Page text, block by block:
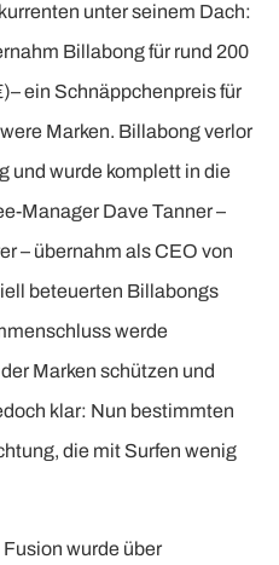
unter seinem Dach:
Billabong für rund 200
ein Schnäppchenpreis für
Marken. Billabong verlor
und wurde komplett in die
Manager Dave Tanner –
– übernahm als CEO von
beteuerten Billabongs
werde
Marken schützen und
klar: Nun bestimmten
die mit Surfen wenig
wurde über